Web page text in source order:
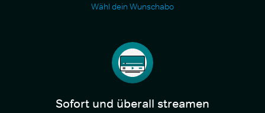
Wähl dein Wunschabo
Sofort und überall streamen